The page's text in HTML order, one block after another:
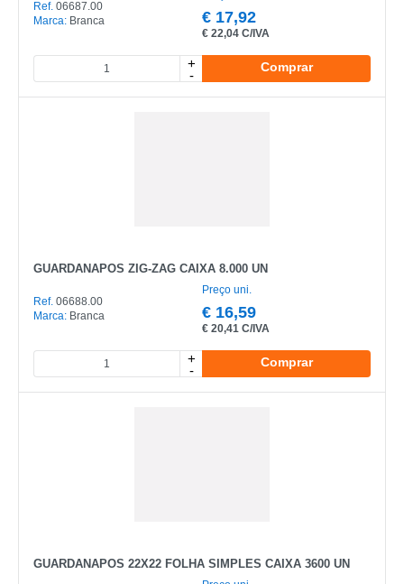
Ref. 06687.00
Marca: Branca € 17,92
€ 22,04 C/IVA
+
-
Comprar
GUARDANAPOS ZIG-ZAG CAIXA 8.000 UN
Ref. 06688.00
Marca: Branca
Preço uni.
€ 16,59
€ 20,41 C/IVA
+
-
Comprar
GUARDANAPOS 22X22 FOLHA SIMPLES CAIXA 3600 UN
CATEGORIA